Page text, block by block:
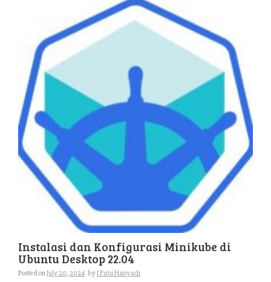
Instalasi dan Konfigurasi Minikube di
Ubuntu Desktop 22.04
Posted onJuly 20, 2024 byI Putu Hariyadi